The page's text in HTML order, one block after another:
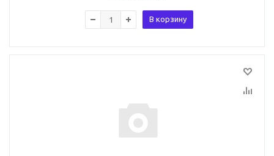
В корзину